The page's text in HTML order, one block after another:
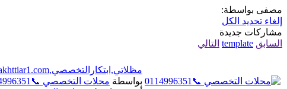
مصفى بواسطة:
إلغاء تحديد الكل
مشاركات جديدة
السابق template التالي
مظلاتي,ابتكارالتخصصي,alakhttiar1.com هناجروسواتر التخصصي📞0500559613 مظلات بالريموت
بواسطة محلات التخصصي 📞0114996351